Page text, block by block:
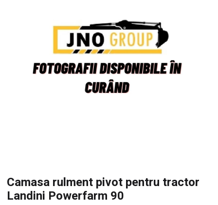
Camasa rulment pivot pentru tractor
Landini Powerfarm 90